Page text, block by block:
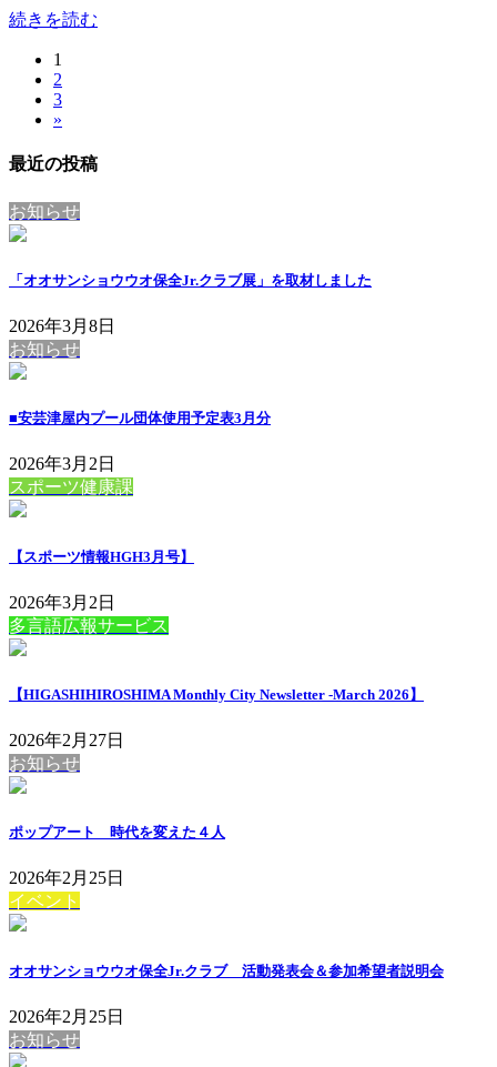
続きを読む
ペ
ー
ジ
送
り
固
定
ペ
ー
ジ
1
固
定
ペ
ジ
2
固
定
ー
3
»
最近の投稿
お知らせ
「オオサンショウウオ保全Jr.クラブ展」を取材しました
2026年3月8日
お知らせ
■安芸津屋内プール団体使用予定表3月分
2026年3月2日
スポーツ健康課
【スポーツ情報HGH3月号】
2026年3月2日
多言語広報サービス
【HIGASHIHIROSHIMA Monthly City Newsletter -March 2026】
2026年2月27日
お知らせ
ポップアート 時代を変えた４人
2026年2月25日
イベント
オオサンショウウオ保全Jr.クラブ 活動発表会＆参加希望者説明会
2026年2月25日
お知らせ